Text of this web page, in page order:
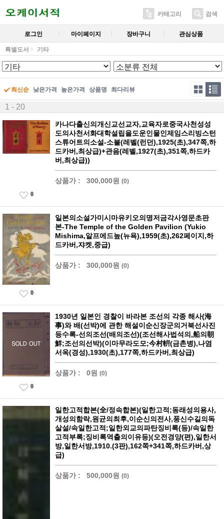
카테고리 검색
로그인 마이페이지 장바구니 관심상품
특별도서 기타
최신순 낮은가격 높은가격 상품명 최다리뷰
1 - 20
카나다출신의개신교선교자,교육자로중국사천성성
도의사천서화대학설립을도운인물인제임스리빙스턴
스튜어트의소설-소불(레벨(런던),1925(초),347쪽,하
드카버,최상급)+관음(레벨,1927(초),351쪽,하드카
버,최상급))
상품가 : 300,000원 (0)
0
일본의소설가미시마유키오의명저금각사영문초판
본-The Temple of the Golden Pavilion (Yukio
Mishima,알프에드높(뉴욕),1959(초),262페이지,하
드카버,쟈켓,중급)
상품가 : 300,000원 (0)
0
1930년 일본인 경찰이 바라본 조선의 각종 해사(海
事)와 배(선박)에 관한 해설이순신장군의거북선사진
등수록-선의조선(배의조선)(조선해사법석의,船의朝
鮮;조선의선박)(이마무라도모;今村輧(금촌병),나염
서옥(경성),1930(초),177쪽,하드카버,최상급)
상품가 : 0원 (0)
0
일한고적합본(全/정속합본)(일한고적;동래성의용사,
개성의함락,원균의최후,이순신의전사,풍신수길의독
살설/속일한고적;일한외교의파탄징비록(등)/속일한
고적부록;징비록역출의이유등)(오전경양(편),일한서
방,일한서방,1910.(3판),162쪽+341쪽,하드카버,상
급)
상품가 : 500,000원 (0)